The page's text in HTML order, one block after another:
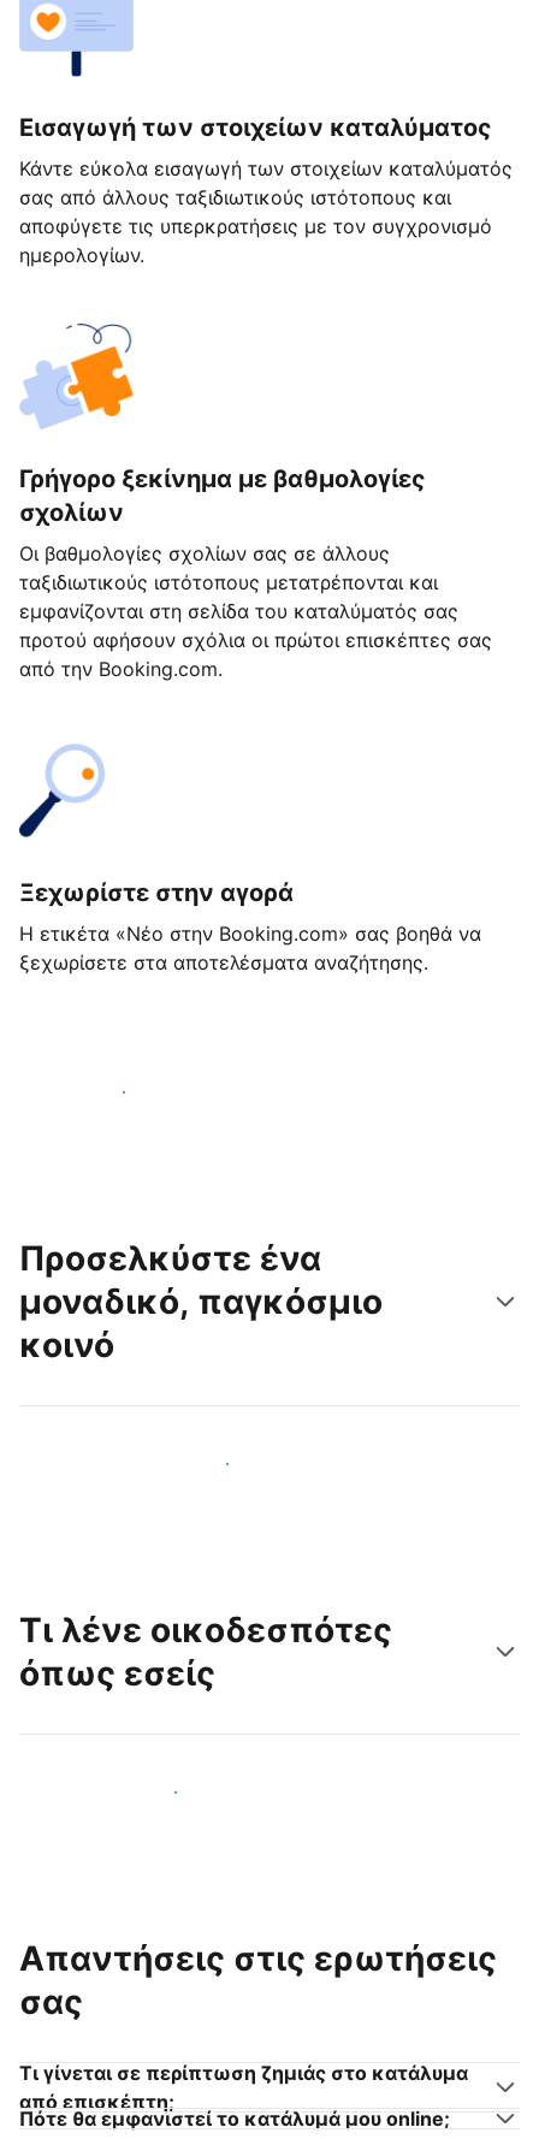
Εισαγωγή των στοιχείων καταλύματος
Κάντε εύκολα εισαγωγή των στοιχείων καταλύματός
σας από άλλους ταξιδιωτικούς ιστότοπους και
αποφύγετε τις υπερκρατήσεις με τον συγχρονισμό
ημερολογίων.
Γρήγορο ξεκίνημα με βαθμολογίες
σχολίων
Οι βαθμολογίες σχολίων σας σε άλλους
ταξιδιωτικούς ιστότοπους μετατρέπονται και
εμφανίζονται στη σελίδα του καταλύματός σας
προτού αφήσουν σχόλια οι πρώτοι επισκέπτες σας
από την Booking.com.
Ξεχωρίστε στην αγορά
Η ετικέτα «Νέο στην Booking.com» σας βοηθά να
ξεχωρίσετε στα αποτελέσματα αναζήτησης.
Ξεκινήστε σήμερα
Προσελκύστε ένα
μοναδικό, παγκόσμιο
κοινό
Προσελκύστε νέους επισκέπτες σήμερα
Τι λένε οικοδεσπότες
όπως εσείς
Γίνετε κι εσείς οικοδεσπότης
Απαντήσεις στις ερωτήσεις
σας
Τι γίνεται σε περίπτωση ζημιάς στο κατάλυμα
από επισκέπτη;
Πότε θα εμφανιστεί το κατάλυμά μου online;